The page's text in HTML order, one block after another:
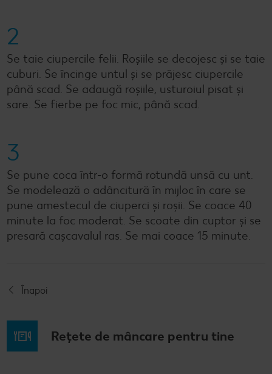
2
Se taie ciupercile felii. Roșiile se decojesc și se taie
cuburi. Se încinge untul și se prăjesc ciupercile
până scad. Se adaugă roșiile, usturoiul pisat și
sare. Se fierbe pe foc mic, până scad.
3
Se pune coca într-o formă rotundă unsă cu unt.
Se modelează o adâncitură în mijloc în care se
pune amestecul de ciuperci și roșii. Se coace 40
minute la foc moderat. Se scoate din cuptor și se
presară cașcavalul ras. Se mai coace 15 minute.
Înapoi
Rețete de mâncare pentru tine